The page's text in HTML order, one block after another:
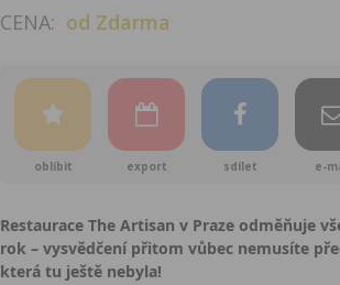
CENA: od Zdarma
oblíbit export sdílet e-
Restaurace The Artisan v Praze odměňuje
rok – vysvědčení přitom vůbec nemusíte
která tu ještě nebyla!